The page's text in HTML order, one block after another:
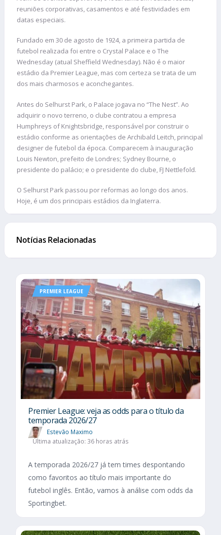
reuniões corporativas, casamentos e até festividades em
datas especiais.
Fundado em 30 de agosto de 1924, a primeira partida de
futebol realizada foi entre o Crystal Palace e o The
Wednesday (atual Sheffield Wednesday). Não é o maior
estádio da Premier League, mas com certeza se trata de um
dos mais charmosos e aconchegantes.
Antes do Selhurst Park, o Palace jogava no “The Nest”. Ao
adquirir o novo terreno, o clube contratou a empresa
Humphreys of Knightsbridge, responsável por construir o
estádio conforme as orientações de Archibald Leitch, principal
designer de futebol da época. Comparecem à inauguração
Louis Newton, prefeito de Londres; Sydney Bourne, o
presidente do palácio; e o presidente do clube, FJ Nettlefold.
O Selhurst Park passou por reformas ao longo dos anos.
Hoje, é um dos principais estádios da Inglaterra.
Notícias Relacionadas
PREMIER LEAGUE
Premier League: veja as odds para o título da
temporada 2026/27
Estevão Maximo
Última atualização: 36 horas atrás
A temporada 2026/27 já tem times despontando
como favoritos ao título mais importante do
futebol inglês. Então, vamos à análise com odds da
Sportingbet.